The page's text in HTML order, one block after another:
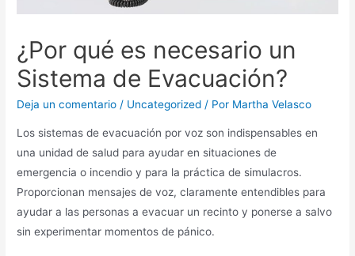
¿Por qué es necesario un
Sistema de Evacuación?
Deja un comentario / Uncategorized / Por Martha Velasco
Los sistemas de evacuación por voz son indispensables en
una unidad de salud para ayudar en situaciones de
emergencia o incendio y para la práctica de simulacros.
Proporcionan mensajes de voz, claramente entendibles para
ayudar a las personas a evacuar un recinto y ponerse a salvo
sin experimentar momentos de pánico.